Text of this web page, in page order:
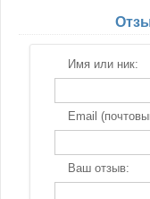
Имя или ник:
Email
Ваш отзыв: